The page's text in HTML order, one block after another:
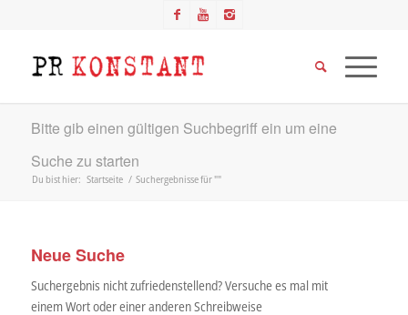
Bitte gib einen gültigen Suchbegriff ein um eine
Suche zu starten
Du bist hier: Startseite / Suchergebnisse für ""
Neue Suche
Suchergebnis nicht zufriedenstellend? Versuche es mal mit
einem Wort oder einer anderen Schreibweise